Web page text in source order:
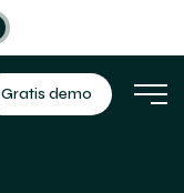
Gratis demo